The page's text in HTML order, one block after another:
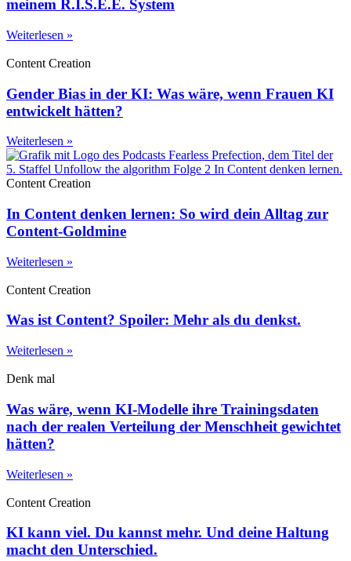
meinem R.I.S.E.E. System
Weiterlesen »
Content Creation
Gender Bias in der KI: Was wäre, wenn Frauen KI
entwickelt hätten?
Weiterlesen »
Content Creation
In Content denken lernen: So wird dein Alltag zur
Content-Goldmine
Weiterlesen »
Content Creation
Was ist Content? Spoiler: Mehr als du denkst.
Weiterlesen »
Denk mal
Was wäre, wenn KI-Modelle ihre Trainingsdaten
nach der realen Verteilung der Menschheit gewichtet
hätten?
Weiterlesen »
Content Creation
KI kann viel. Du kannst mehr. Und deine Haltung
macht den Unterschied.